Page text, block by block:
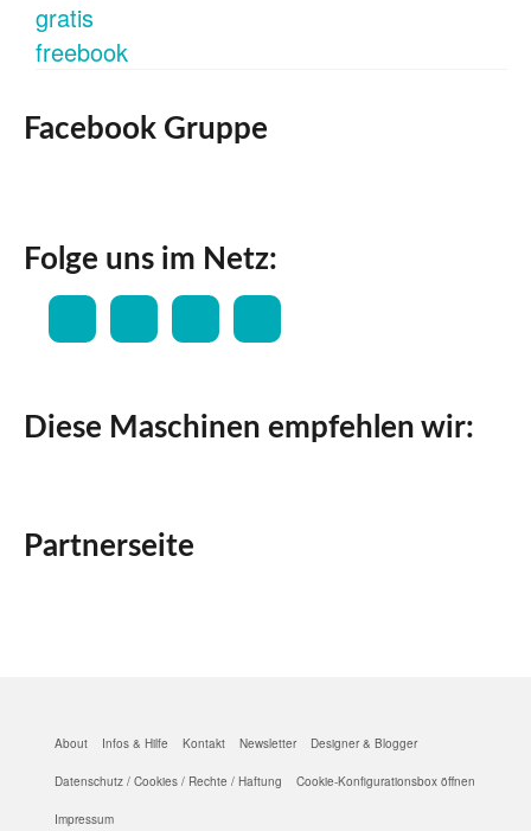
Facebook Gruppe
Folge uns im Netz:
Diese Maschinen empfehlen wir:
Partnerseite
About Infos & Hilfe Kontakt Newsletter Designer & Blogger
Datenschutz / Cookies / Rechte / Haftung Cookie-Konfigurationsbox öffnen
Impressum